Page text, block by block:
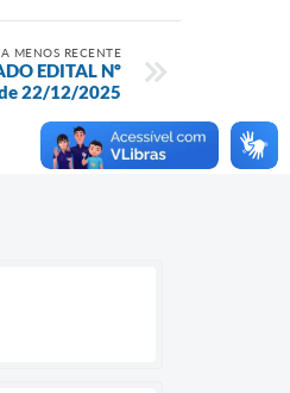
MENOS RECENTE
EDITAL Nº
22/12/2025